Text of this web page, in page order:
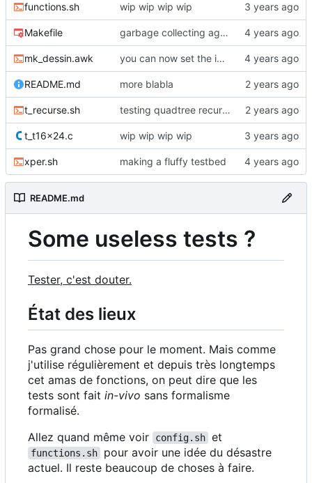
functions.sh wip wip wip wip
Makefile garbage collecting again
mk_dessin.awk you can now set the image size in genplot2
README.md more blabla
t_recurse.sh testing quadtree recurse
t_t16x24.c wip wip wip wip
xper.sh making a fluffy testbed
README.md
Some useless tests ?
Tester, c'est douter.
État des lieux
Pas grand chose pour le moment. Mais comme
j'utilise régulièrement et depuis très longtemps
cet amas de fonctions, on peut dire que les
tests sont fait in-vivo sans formalisme
formalisé.
Allez quand même voir
config.sh et
functions.sh
pour avoir une idée du désastre
actuel. Il reste beaucoup de choses à faire.